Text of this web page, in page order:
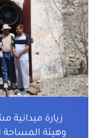
زيارة ميدانية
وهيئة المساحة